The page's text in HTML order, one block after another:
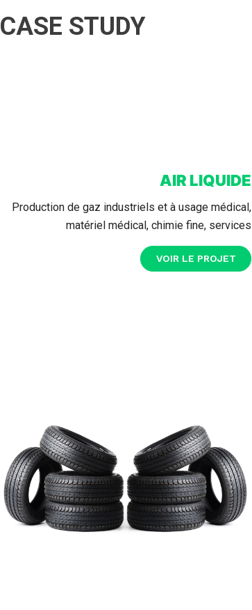
CASE STUDY
AIR LIQUIDE
Production de gaz industriels et à usage médical,
matériel médical, chimie fine, services
VOIR LE PROJET